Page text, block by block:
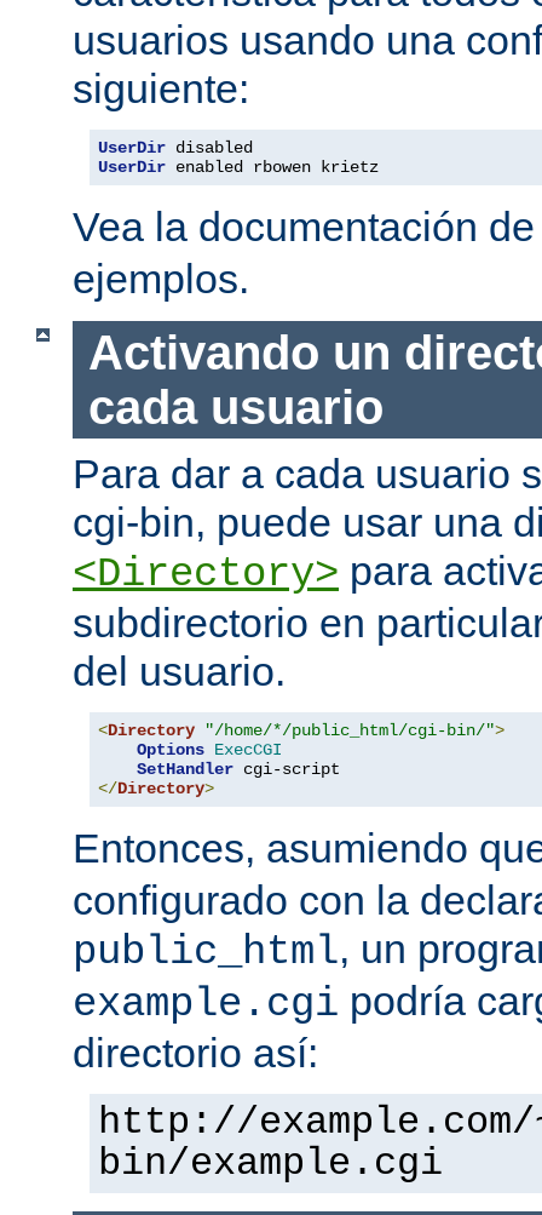
usuarios usando una
siguiente:
UserDir
UserDir enabled rbowen krietz
Vea la documentación
ejemplos.
Activando un
cada usuario
Para dar a cada usuario
cgi-bin, puede usar una
<Directory> para
subdirectorio en
del usuario.
<Directory "/home/*/public_html/cgi-bin/">
Options ExecCGI
SetHandler
</Directory>
Entonces, asumiendo
configurado con la
public_html, un
example.cgi podría
directorio así:
http://
bin/example.cgi